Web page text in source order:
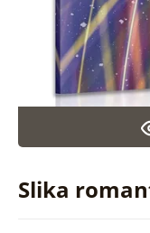
Slika